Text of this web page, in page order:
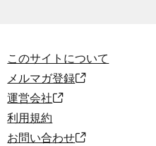
このサイトについて
メルマガ登録
運営会社
利用規約
お問い合わせ